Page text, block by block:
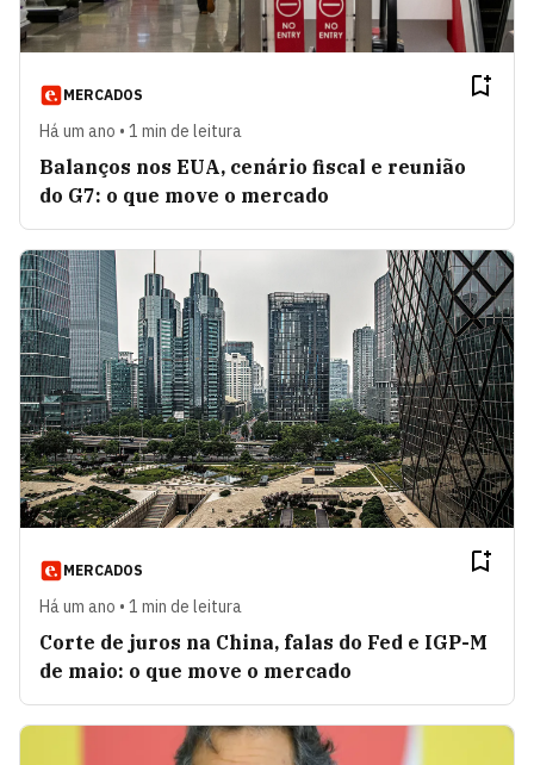
MERCADOS
Há um ano • 1 min de leitura
Balanços nos EUA, cenário fiscal e reunião
do G7: o que move o mercado
MERCADOS
Há um ano • 1 min de leitura
Corte de juros na China, falas do Fed e IGP-M
de maio: o que move o mercado